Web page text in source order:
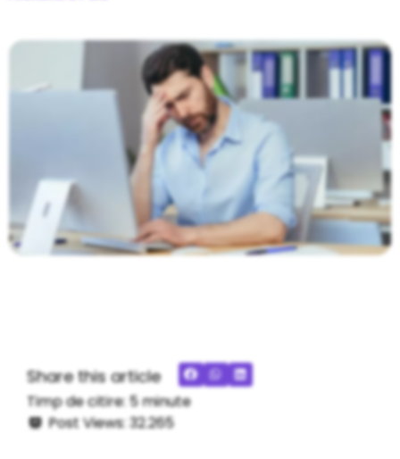
Share this article
Timp de citire: 5minute
Post Views: 32.265